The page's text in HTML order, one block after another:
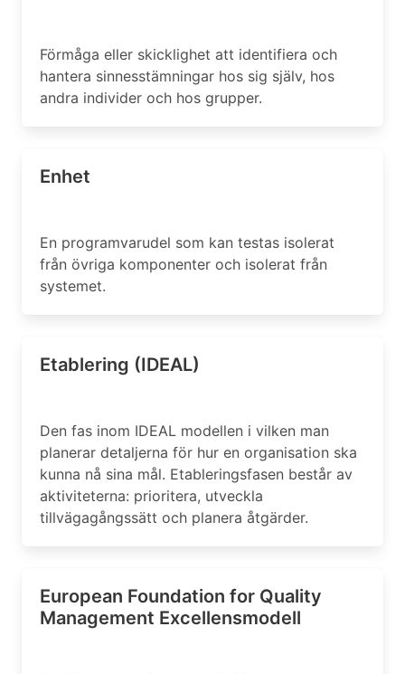
Förmåga eller skicklighet att identifiera och
hantera sinnesstämningar hos sig själv, hos
andra individer och hos grupper.
Enhet
En programvarudel som kan testas isolerat
från övriga komponenter och isolerat från
systemet.
Etablering (IDEAL)
Den fas inom IDEAL modellen i vilken man
planerar detaljerna för hur en organisation ska
kunna nå sina mål. Etableringsfasen består av
aktiviteterna: prioritera, utveckla
tillvägagångssätt och planera åtgärder.
European Foundation for Quality
Management Excellensmodell